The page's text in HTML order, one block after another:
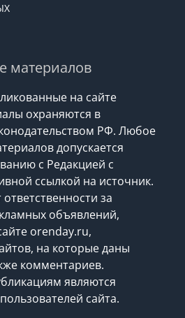
материалов
на сайте
охраняются в
РФ. Любое
допускается
с Редакцией с
ссылкой на источник.
за
объявлений,
orenday.ru,
на которые даны
комментариев.
являются
сайта.